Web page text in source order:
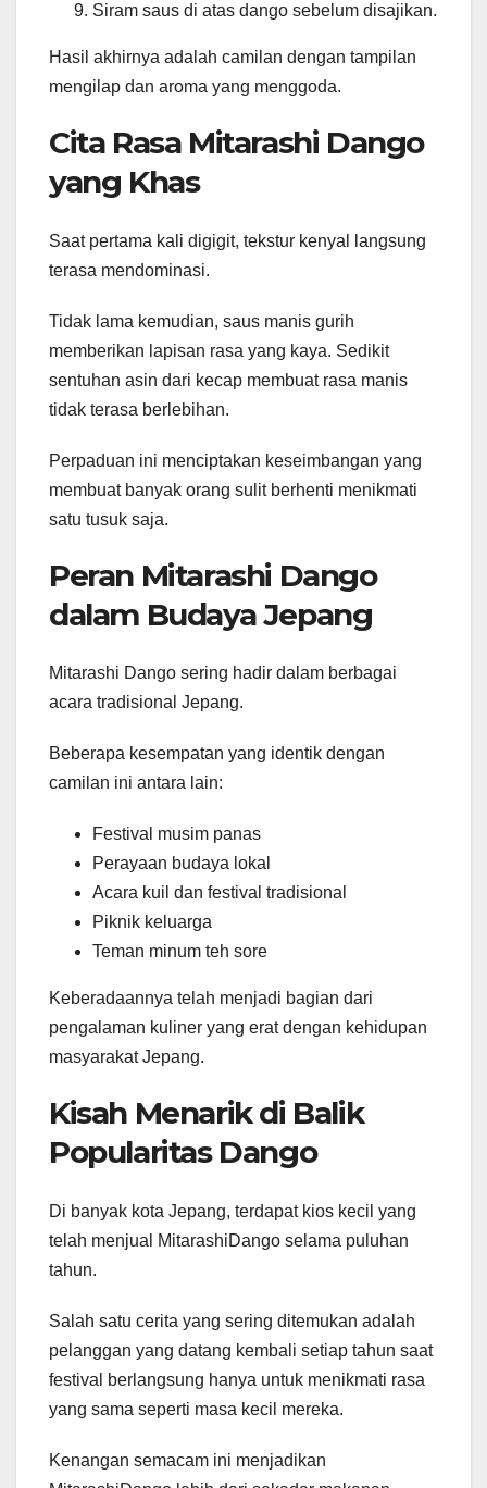
Siram saus di atas dango sebelum disajikan.
Hasil akhirnya adalah camilan dengan tampilan
mengilap dan aroma yang menggoda.
Cita Rasa Mitarashi Dango
yang Khas
Saat pertama kali digigit, tekstur kenyal langsung
terasa mendominasi.
Tidak lama kemudian, saus manis gurih
memberikan lapisan rasa yang kaya. Sedikit
sentuhan asin dari kecap membuat rasa manis
tidak terasa berlebihan.
Perpaduan ini menciptakan keseimbangan yang
membuat banyak orang sulit berhenti menikmati
satu tusuk saja.
Peran Mitarashi Dango
dalam Budaya Jepang
Mitarashi Dango sering hadir dalam berbagai
acara tradisional Jepang.
Beberapa kesempatan yang identik dengan
camilan ini antara lain:
Festival musim panas
Perayaan budaya lokal
Acara kuil dan festival tradisional
Piknik keluarga
Teman minum teh sore
Keberadaannya telah menjadi bagian dari
pengalaman kuliner yang erat dengan kehidupan
masyarakat Jepang.
Kisah Menarik di Balik
Popularitas Dango
Di banyak kota Jepang, terdapat kios kecil yang
telah menjual MitarashiDango selama puluhan
tahun.
Salah satu cerita yang sering ditemukan adalah
pelanggan yang datang kembali setiap tahun saat
festival berlangsung hanya untuk menikmati rasa
yang sama seperti masa kecil mereka.
Kenangan semacam ini menjadikan